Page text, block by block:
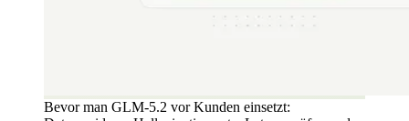
Bevor man GLM-5.2 vor Kunden einsetzt: